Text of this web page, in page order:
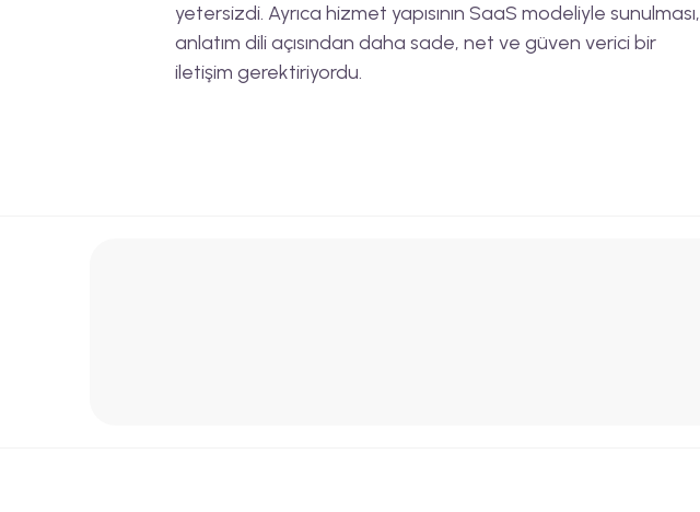
yetersizdi. Ayrıca hizmet yapısının SaaS modeliyle sunulması,
anlatım dili açısından daha sade, net ve güven verici bir
iletişim gerektiriyordu.